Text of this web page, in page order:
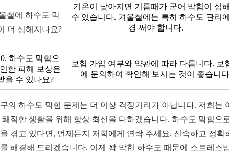
철에 하수도 막
더 심해지나요?
기온이 낮아지면 기름때가 굳어 막힘이 심
수 있습니다. 겨울철에는 특히 하수도 관리
경 써야 합니다.
하수도 막힘으
한 피해 보상은
을 수 있나요?
보험 가입 여부와 약관에 따라 다릅니다. 보
에 문의하여 확인해 보시는 것이 좋습니
의 하수도 막힘 문제는 더 이상 걱정거리가 아닙니다. 저희는
쾌적한 생활을 위해 항상 최선을 다하겠습니다. 하수도 막힘으
겪고 있다면, 언제든지 저희에게 연락 주세요. 신속하고 정확
해결해 드리겠습니다. 이제 꽉 막힌 하수도 때문에 스트레스